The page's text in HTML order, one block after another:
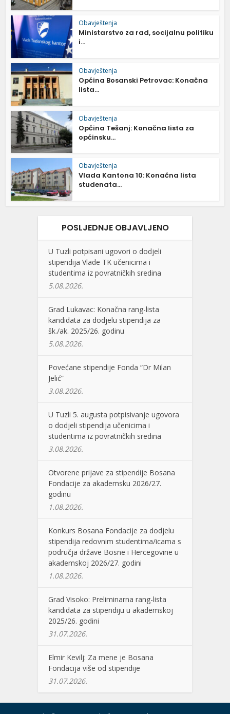
Obavještenja
Ministarstvo za rad, socijalnu politiku
i...
Obavještenja
Općina Bosanski Petrovac: Konačna
lista...
Obavještenja
Općina Tešanj: Konačna lista za
općinsku...
Obavještenja
Vlada Kantona 10: Konačna lista
studenata...
POSLJEDNJE OBJAVLJENO
U Tuzli potpisani ugovori o dodjeli
stipendija Vlade TK učenicima i
studentima iz povratničkih sredina
5.08.2026.
Grad Lukavac: Konačna rang-lista
kandidata za dodjelu stipendija za
šk./ak. 2025/26. godinu
5.08.2026.
Povećane stipendije Fonda “Dr Milan
Jelić”
3.08.2026.
U Tuzli 5. augusta potpisivanje ugovora
o dodjeli stipendija učenicima i
studentima iz povratničkih sredina
3.08.2026.
Otvorene prijave za stipendije Bosana
Fondacije za akademsku 2026/27.
godinu
1.08.2026.
Konkurs Bosana Fondacije za dodjelu
stipendija redovnim studentima/icama s
područja države Bosne i Hercegovine u
akademskoj 2026/27. godini
1.08.2026.
Grad Visoko: Preliminarna rang-lista
kandidata za stipendiju u akademskoj
2025/26. godini
31.07.2026.
Elmir Kevilj: Za mene je Bosana
Fondacija više od stipendije
31.07.2026.